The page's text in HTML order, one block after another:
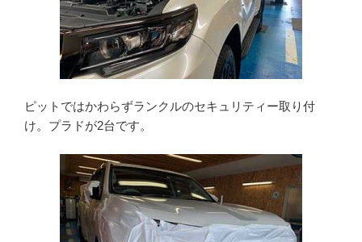
ピットではかわらずランクルのセキュリティー取り付
け。プラドが2台です。